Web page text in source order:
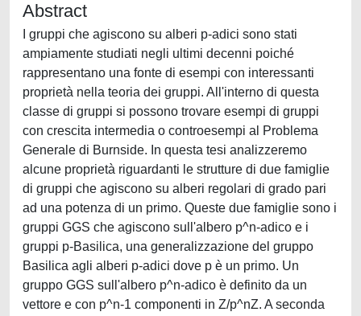
Abstract
I gruppi che agiscono su alberi p-adici sono stati
ampiamente studiati negli ultimi decenni poiché
rappresentano una fonte di esempi con interessanti
proprietà nella teoria dei gruppi. All'interno di questa
classe di gruppi si possono trovare esempi di gruppi
con crescita intermedia o controesempi al Problema
Generale di Burnside. In questa tesi analizzeremo
alcune proprietà riguardanti le strutture di due famiglie
di gruppi che agiscono su alberi regolari di grado pari
ad una potenza di un primo. Queste due famiglie sono i
gruppi GGS che agiscono sull'albero p^n-adico e i
gruppi p-Basilica, una generalizzazione del gruppo
Basilica agli alberi p-adici dove p è un primo. Un
gruppo GGS sull'albero p^n-adico è definito da un
vettore e con p^n-1 componenti in Z/p^nZ. A seconda